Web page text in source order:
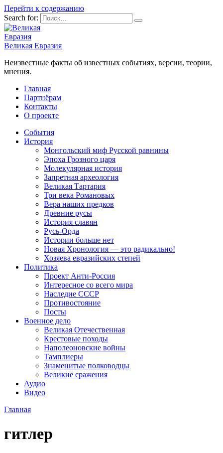
Перейти к содержанию
Search for:
Великая Евразия
Неизвестные факты об известных событиях, версии, теории,
мнения.
Главная
Партнёрам
Контакты
О проекте
События
История
Монгольский миф Русской равнины
Эпоха Грозного царя
Молекулярная история
Запретная археология
Великая Тартария
Три века Романовых
Вера наших предков
Древние русы
История славян
Русь-Орда
Истории больше нет
Новая Хронология — это радикально!
Хозяева евразийских степей
Политика
Проект Анти-Россия
Интересное со всего мира
Наследие СССР
Противостояние
Посты
Военное дело
Великая Отечественная
Крестовые походы
Наполеоновские войны
Тамплиеры
Знаменитые полководцы
Великие сражения
Аудио
Видео
Главная
гитлер